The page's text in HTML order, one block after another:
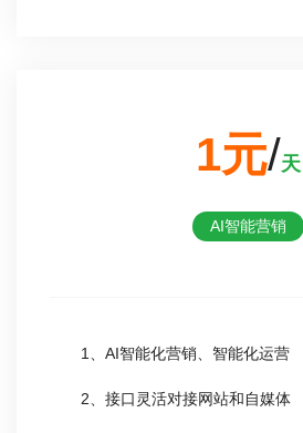
1元/天
AI智能营销
1、AI智能化营销、智能化运营
2、接口灵活对接网站和自媒体